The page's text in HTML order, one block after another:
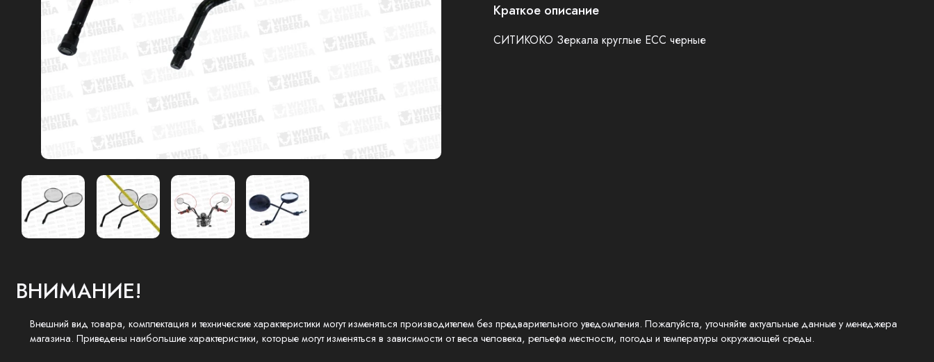
Краткое описание
СИТИКОКО Зеркала круглые ECC черные
ВНИМАНИЕ!
Внешний вид товара, комплектация и технические характеристики могут изменяться производителем без предварительного уведомления. Пожалуйста, уточняйте актуальные данные у менеджера
магазина. Приведены наибольшие характеристики, которые могут изменяться в зависимости от веса человека, рельефа местности, погоды и температуры окружающей среды.